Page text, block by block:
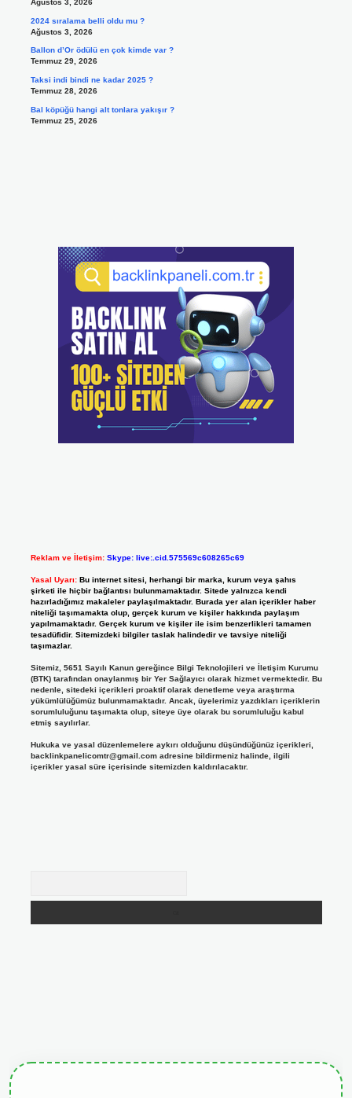
Ağustos 3, 2026
2024 sıralama belli oldu mu ?
Ağustos 3, 2026
Ballon d’Or ödülü en çok kimde var ?
Temmuz 29, 2026
Taksi indi bindi ne kadar 2025 ?
Temmuz 28, 2026
Bal köpüğü hangi alt tonlara yakışır ?
Temmuz 25, 2026
Reklam ve İletişim: Skype: live:.cid.575569c608265c69
Yasal Uyarı: Bu internet sitesi, herhangi bir marka, kurum veya şahıs
şirketi ile hiçbir bağlantısı bulunmamaktadır. Sitede yalnızca kendi
hazırladığımız makaleler paylaşılmaktadır. Burada yer alan içerikler haber
niteliği taşımamakta olup, gerçek kurum ve kişiler hakkında paylaşım
yapılmamaktadır. Gerçek kurum ve kişiler ile isim benzerlikleri tamamen
tesadüfidir. Sitemizdeki bilgiler taslak halindedir ve tavsiye niteliği
taşımazlar.
Sitemiz, 5651 Sayılı Kanun gereğince Bilgi Teknolojileri ve İletişim Kurumu
(BTK) tarafından onaylanmış bir Yer Sağlayıcı olarak hizmet vermektedir. Bu
nedenle, sitedeki içerikleri proaktif olarak denetleme veya araştırma
yükümlülüğümüz bulunmamaktadır. Ancak, üyelerimiz yazdıkları içeriklerin
sorumluluğunu taşımakta olup, siteye üye olarak bu sorumluluğu kabul
etmiş sayılırlar.
Hukuka ve yasal düzenlemelere aykırı olduğunu düşündüğünüz içerikleri,
backlinkpanelicomtr@gmail.comadresine bildirmeniz halinde, ilgili
içerikler yasal süre içerisinde sitemizden kaldırılacaktır.